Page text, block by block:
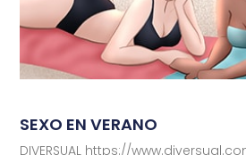
SEXO EN VERANO
DIVERSUAL https://